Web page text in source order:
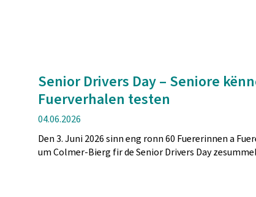
Senior Drivers Day – Seniore
Fuerverhalen testen
Verëffentlechungsdatum
04.06.2026
Den 3. Juni 2026 sinn eng ronn 60 Fuererinnen a
um Colmer-Bierg fir de Senior Drivers Day